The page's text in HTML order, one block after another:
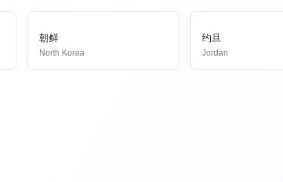
朝鲜
North Korea
约旦
Jordan